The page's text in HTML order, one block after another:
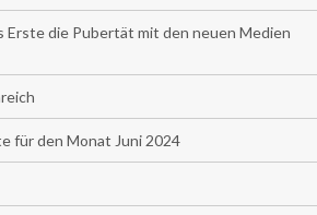
Erste die Pubertät mit den neuen Medien
für den Monat Juni 2024